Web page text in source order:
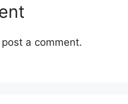
a comment.